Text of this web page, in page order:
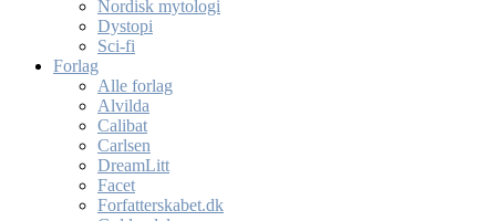
Nordisk mytologi
Dystopi
Sci-fi
Forlag
Alle forlag
Alvilda
Calibat
Carlsen
DreamLitt
Facet
Forfatterskabet.dk